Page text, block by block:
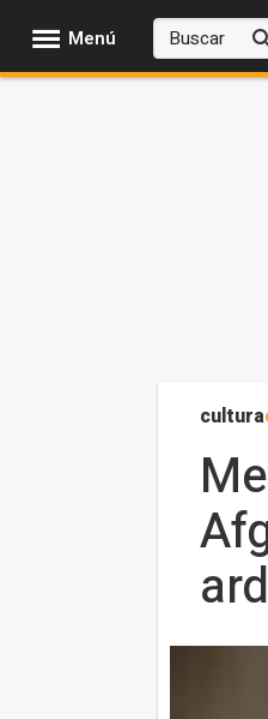
Menú
cultura